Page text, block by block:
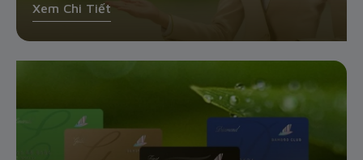
Xem Chi Tiết